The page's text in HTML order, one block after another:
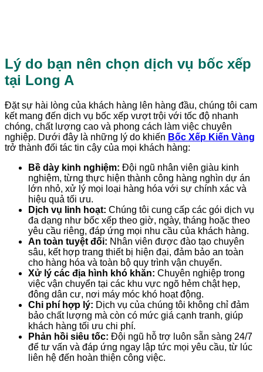
Lý do bạn nên chọn dịch vụ bốc xếp
tại Long A
Đặt sự hài lòng của khách hàng lên hàng đầu, chúng tôi cam
kết mang đến dịch vụ bốc xếp vượt trội với tốc độ nhanh
chóng, chất lượng cao và phong cách làm việc chuyên
nghiệp. Dưới đây là những lý do khiến Bốc Xếp Kiến Vàng
trở thành đối tác tin cậy của mọi khách hàng:
Bề dày kinh nghiệm: Đội ngũ nhân viên giàu kinh
nghiệm, từng thực hiện thành công hàng nghìn dự án
lớn nhỏ, xử lý mọi loại hàng hóa với sự chính xác và
hiệu quả tối ưu.
Dịch vụ linh hoạt: Chúng tôi cung cấp các gói dịch vụ
đa dạng như bốc xếp theo giờ, ngày, tháng hoặc theo
yêu cầu riêng, đáp ứng mọi nhu cầu của khách hàng.
An toàn tuyệt đối: Nhân viên được đào tạo chuyên
sâu, kết hợp trang thiết bị hiện đại, đảm bảo an toàn
cho hàng hóa và toàn bộ quy trình vận chuyển.
Xử lý các địa hình khó khăn: Chuyên nghiệp trong
việc vận chuyển tại các khu vực ngõ hẻm chật hẹp,
đông dân cư, nơi máy móc khó hoạt động.
Chi phí hợp lý: Dịch vụ của chúng tôi không chỉ đảm
bảo chất lượng mà còn có mức giá cạnh tranh, giúp
khách hàng tối ưu chi phí.
Phản hồi siêu tốc: Đội ngũ hỗ trợ luôn sẵn sàng 24/7
để tư vấn và đáp ứng ngay lập tức mọi yêu cầu, từ lúc
liên hệ đến hoàn thiện công việc.